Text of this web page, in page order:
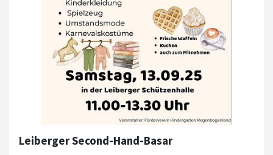
Leiberger Second-Hand-Basar